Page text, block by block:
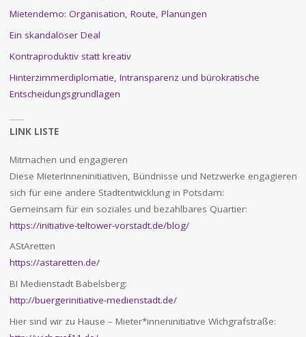
Mietendemo: Organisation, Route, Planungen
Ein skandalöser Deal
Kontraproduktiv statt kreativ
Hinterzimmerdiplomatie, Intransparenz und bürokratische
Entscheidungsgrundlagen
LINK LISTE
Mitmachen und engagieren
Diese MieterInneninitiativen, Bündnisse und Netzwerke engagieren
sich für eine andere Stadtentwicklung in Potsdam:
Gemeinsam für ein soziales und bezahlbares Quartier:
https://initiative-teltower-vorstadt.de/blog/
AStAretten
https://astaretten.de/
BI Medienstadt Babelsberg:
http://buergerinitiative-medienstadt.de/
Hier sind wir zu Hause – Mieter*inneninitiative Wichgrafstraße: